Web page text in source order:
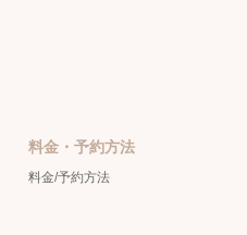
料金・予約方法
料金/予約方法